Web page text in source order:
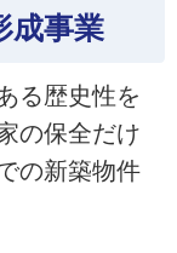
成事業
る歴史性を
の保全だけ
の新築物件